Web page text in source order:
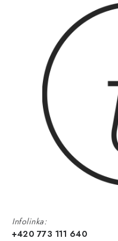
Infolinka:
+420 773 111 640